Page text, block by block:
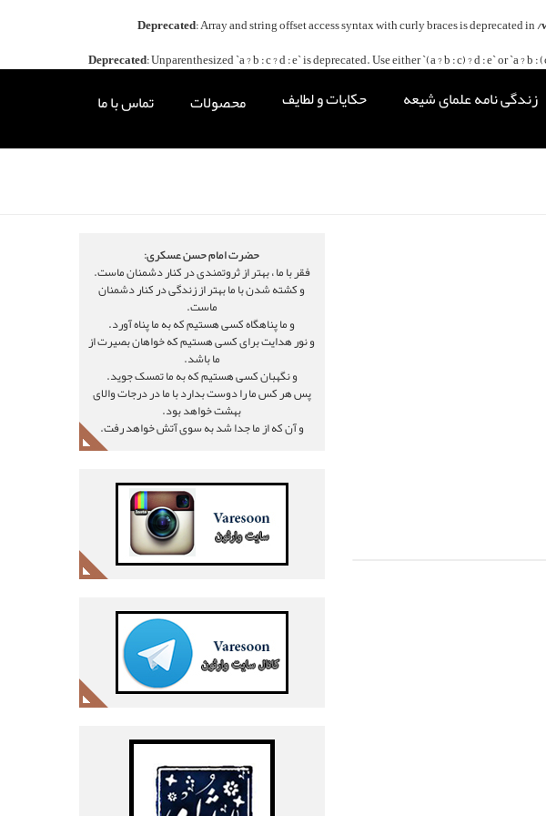
Deprecated: Array and string offset access syntax with curly braces is deprecated in/
Deprecated: Unparenthesized `a ? b : c ? d : e` is deprecated. Use either `(a ? b : c) ? d : e` or `a ? b :
زندگی نامه علمای شیعه حکایات و لطایف محصولات تماس با ما
حضرت امام حسن عسکری:
فقر با ما ، بهتر از ثروتمندی در کنار دشمنان ماست.
و کشته شدن با ما بهتر از زندگی در کنار دشمنان
ماست.
و ما پناهگاه کسی هستیم که به ما پناه آورد.
و نور هدایت برای کسی هستیم که خواهان بصیرت از
ما باشد.
و نگهبان کسی هستیم که به ما تمسک جوید.
پس هر کس ما را دوست بدارد با ما در درجات والای
بهشت خواهد بود.
و آن که از ما جدا شد به سوی آتش خواهد رفت.